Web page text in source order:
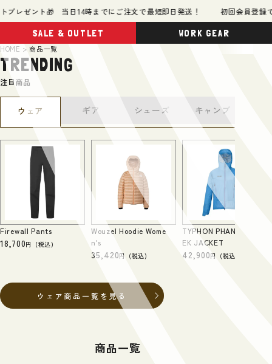
ゼント🎁 当日14時までにご注文で最短即日発送！ 初回会員登録で
WORK GEAR
HOME 商品一覧
TRENDING
注目商品
ウェア ギア シューズ キャンプ
Firewall Pants
18,700 (税込)
Wouzel Hoodie Wome
n's
35,420 (税込)
TYPHON PHANTOM TR
EK JACKET
42,900 (税込)
ウェア商品一覧を見る
商品一覧
SALE & OUTLET